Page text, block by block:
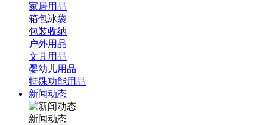
家居用品
箱包冰袋
包装收纳
户外用品
文具用品
婴幼儿用品
特殊功能用品
新闻动态
新闻动态